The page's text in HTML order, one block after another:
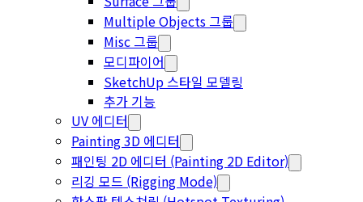
Multiple Objects 그룹
Misc 그룹
모디파이어
SketchUp 스타일 모델링
추가 기능
UV 에디터
Painting 3D 에디터
패인팅 2D 에디터 (Painting 2D Editor)
리깅 모드 (Rigging Mode)